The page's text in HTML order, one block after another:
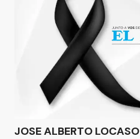
JOSE ALBERTO LOCASO